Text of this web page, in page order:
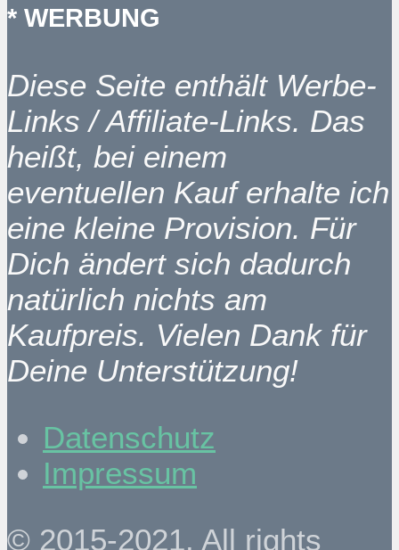
* WERBUNG
Diese Seite enthält Werbe-
Links / Affiliate-Links. Das
heißt, bei einem
eventuellen Kauf erhalte ich
eine kleine Provision. Für
Dich ändert sich dadurch
natürlich nichts am
Kaufpreis. Vielen Dank für
Deine Unterstützung!
Datenschutz
Impressum
© 2015-2021. All rights